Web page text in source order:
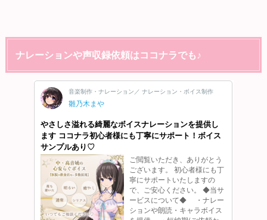
ナレーションや声収録依頼はココナラでも♪